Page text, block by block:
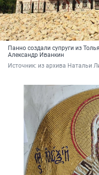
Панно создали супруги из
Александр Иванкин
Источник: из архива Натальи